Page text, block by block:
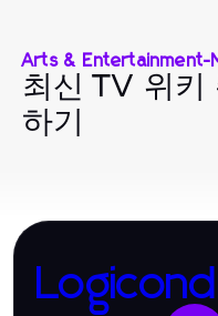
Arts & Entertainment-
최신 TV 위키
하기